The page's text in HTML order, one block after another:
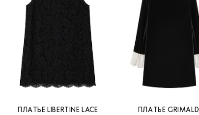
ПЛАТЬЕ LIBERTINE LACE ПЛАТЬЕ GRIMALDI